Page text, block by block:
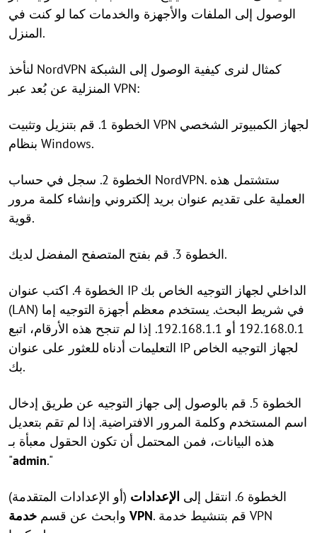
الوصول إلى الملفات والأجهزة والخدمات كما لو كنت في
المنزل.
لنأخذ NordVPN كمثال لنرى كيفية الوصول إلى الشبكة
المنزلية عن بُعد عبر VPN:
الخطوة 1. قم بتنزيل وتثبيت VPN لجهاز الكمبيوتر الشخصي
بنظام Windows.
الخطوة 2. سجل في حساب NordVPN. ستشتمل هذه
العملية على تقديم عنوان بريد إلكتروني وإنشاء كلمة مرور
قوية.
الخطوة 3. قم بفتح المتصفح المفضل لديك.
الخطوة 4. اكتب عنوان IP الداخلي لجهاز التوجيه الخاص بك
(LAN) في شريط البحث. يستخدم معظم أجهزة التوجيه إما
192.168.0.1 أو 192.168.1.1. إذا لم تنجح هذه الأرقام، اتبع
التعليمات أدناه للعثور على عنوان IP لجهاز التوجيه الخاص
بك.
الخطوة 5. قم بالوصول إلى جهاز التوجيه عن طريق إدخال
اسم المستخدم وكلمة المرور الافتراضية. إذا لم تقم بتعديل
هذه البيانات، فمن المحتمل أن تكون الحقول معبأة بـ
"admin."
الخطوة 6. انتقل إلى الإعدادات (أو الإعدادات المتقدمة)
وابحث عن قسم خدمة VPN. قم بتنشيط خدمة VPN